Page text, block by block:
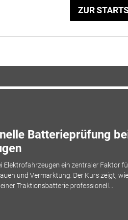
ZUR
Batterieprüfung
Elektrofahrzeugen ein zentraler Faktor
und Vermarktung. Der Kurs zeigt, wie
Traktionsbatterie professionell...